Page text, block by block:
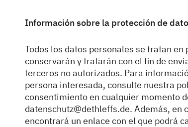
Información sobre la protección de
Todos los datos personales se tratan
conservarán y tratarán con el fin de
terceros no autorizados. Para
persona interesada, consulte nuestra
consentimiento en cualquier momento
datenschutz@dethleffs.de. Además,
encontrará un enlace con el que podrá